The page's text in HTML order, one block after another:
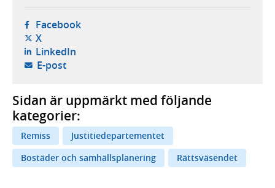
Facebook- öppnas i ny flik, extern webbplats,
X- öppnas i ny flik, extern webbplats,
LinkedIn- öppnas i ny flik, extern webbplats,
E-post- öppnar din e-postklient,
Sidan är uppmärkt med följande
kategorier:
Remiss
Justitiedepartementet
Bostäder och samhällsplanering
Rättsväsendet